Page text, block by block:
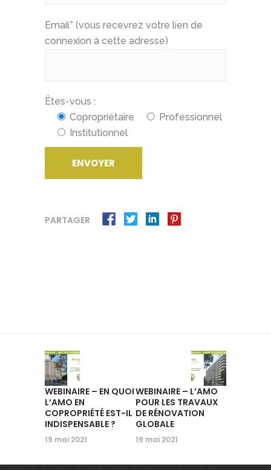
Email* (vous recevrez votre lien de
connexion à cette adresse)
Êtes-vous :
Copropriétaire
Professionnel
Institutionnel
PARTAGER
WEBINAIRE – EN QUOI
L’AMO EN
COPROPRIÉTÉ EST-IL
INDISPENSABLE ?
19 mai 2021
WEBINAIRE – L’AMO
POUR LES TRAVAUX
DE RÉNOVATION
GLOBALE
19 mai 2021